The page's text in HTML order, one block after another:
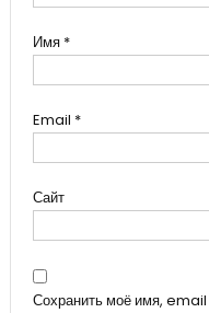
Имя *
Email *
Сайт
Сохранить моё имя, email